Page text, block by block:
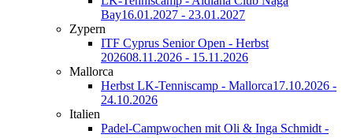
Bay16.01.2027 - 23.01.2027
Zypern
ITF Cyprus Senior Open - Herbst
202608.11.2026 - 15.11.2026
Mallorca
Herbst LK-Tenniscamp - Mallorca17.10.2026 -
24.10.2026
Italien
Padel-Campwochen mit Oli & Inga Schmidt -